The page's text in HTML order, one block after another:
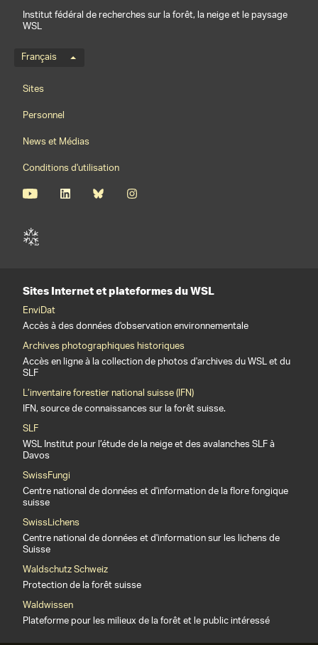
Institut fédéral de recherches sur la forêt, la neige et le paysage
WSL
Menu de langue
Français
Footernavigation
Sites
Personnel
News et Médias
Conditions d'utilisation
Sites Internet et plateformes du WSL
EnviDat
Accès à des données d'observation environnementale
Archives photographiques historiques
Accès en ligne à la collection de photos d'archives du WSL et du
SLF
L’inventaire forestier national suisse (IFN)
IFN, source de connaissances sur la forêt suisse.
SLF
WSL Institut pour l’étude de la neige et des avalanches SLF à
Davos
SwissFungi
Centre national de données et d'information de la flore fongique
suisse
SwissLichens
Centre national de données et d'information sur les lichens de
Suisse
Waldschutz Schweiz
Protection de la forêt suisse
Waldwissen
Plateforme pour les milieux de la forêt et le public intéressé